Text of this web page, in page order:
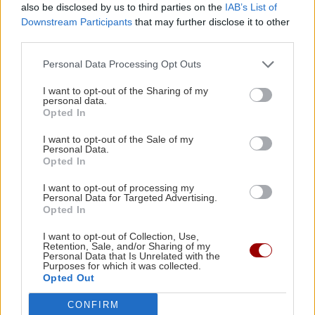
also be disclosed by us to third parties on the IAB’s List of
Downstream Participants that may further disclose it to other
Personal Data Processing Opt Outs
I want to opt-out of the Sharing of my
personal data.
Opted In
I want to opt-out of the Sale of my
Personal Data.
Opted In
I want to opt-out of processing my
Personal Data for Targeted Advertising.
Opted In
I want to opt-out of Collection, Use,
Retention, Sale, and/or Sharing of my
Personal Data that Is Unrelated with the
Purposes for which it was collected.
Opted Out
CONFIRM
μέσω ισχυρών ανέμων
Απ’ το Λασίθι ως τα Χανιά όλη η Κρήτη αξίζει
(φωτο)
Χαίρεσαι πραγματικά όταν ο σύντροφός σου
πετυχαίνει κάτι;
GOSSIP - LIFESTYLE
Δάντης: «Δεν θα ξαναγράψω ποτέ τραγούδι για
τη Eurovision, 22 χρόνια μετά υπάρχει
αχαριστία για το My Number One»
GOSSIP - LIFESTYLE
ΠΕΡΙΣΣΟΤΕΡΑ